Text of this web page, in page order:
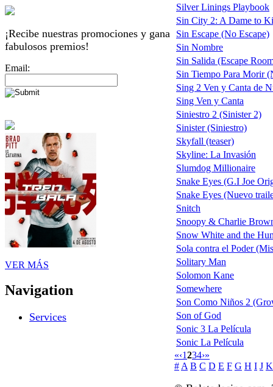
¡Recibe nuestras promociones y gana
fabulosos premios!
Email:
VER MÁS
Navigation
Services
Silver Linings Playbook
Sin City 2: A Dame to
Sin Escape (No Escape)
Sin Nombre
Sin Salida (Escape
Sin Tiempo Para Morir
Sing 2 Ven y Canta de
Sing Ven y Canta
Siniestro 2 (Sinister 2)
Sinister (Siniestro)
Skyfall (teaser)
Skyline: La Invasión
Slumdog Millionaire
Snake Eyes (G.I Joe
Snake Eyes (Nuevo
Snitch
Snoopy & Charlie
Snow White and the
Sola contra el Poder
Solitary Man
Solomon Kane
Somewhere
Son Como Niños 2
Son of God
Sonic 3 La Película
Sonic La Película
«‹1234›»
# A B C D E F G H I J K